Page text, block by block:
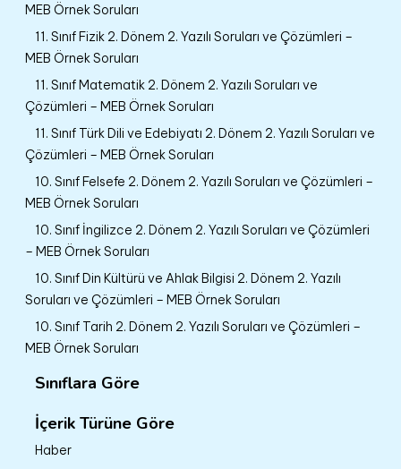
MEB Örnek Soruları
11. Sınıf Fizik 2. Dönem 2. Yazılı Soruları ve Çözümleri –
MEB Örnek Soruları
11. Sınıf Matematik 2. Dönem 2. Yazılı Soruları ve
Çözümleri – MEB Örnek Soruları
11. Sınıf Türk Dili ve Edebiyatı 2. Dönem 2. Yazılı Soruları ve
Çözümleri – MEB Örnek Soruları
10. Sınıf Felsefe 2. Dönem 2. Yazılı Soruları ve Çözümleri –
MEB Örnek Soruları
10. Sınıf İngilizce 2. Dönem 2. Yazılı Soruları ve Çözümleri
– MEB Örnek Soruları
10. Sınıf Din Kültürü ve Ahlak Bilgisi 2. Dönem 2. Yazılı
Soruları ve Çözümleri – MEB Örnek Soruları
10. Sınıf Tarih 2. Dönem 2. Yazılı Soruları ve Çözümleri –
MEB Örnek Soruları
Sınıflara Göre
İçerik Türüne Göre
Haber